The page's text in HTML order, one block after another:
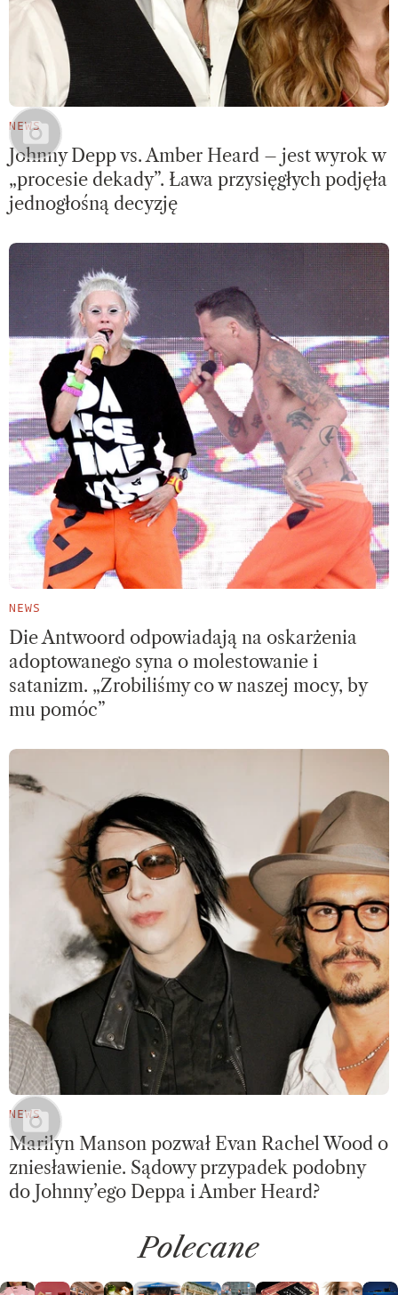
NEWS
Johnny Depp vs. Amber Heard – jest wyrok w
„procesie dekady”. Ława przysięgłych podjęła
jednogłośną decyzję
NEWS
Die Antwoord odpowiadają na oskarżenia
adoptowanego syna o molestowanie i
satanizm. „Zrobiliśmy co w naszej mocy, by
mu pomóc”
NEWS
Marilyn Manson pozwał Evan Rachel Wood o
zniesławienie. Sądowy przypadek podobny
do Johnny’ego Deppa i Amber Heard?
Polecane